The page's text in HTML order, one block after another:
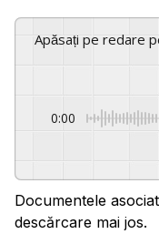
Apăsați pe redare
0:00
Documentele
descărcare mai jos.